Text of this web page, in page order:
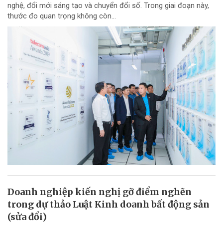
nghệ, đổi mới sáng tạo và chuyển đổi số. Trong giai đoạn này,
thước đo quan trọng không còn...
Doanh nghiệp kiến nghị gỡ điểm nghẽn
trong dự thảo Luật Kinh doanh bất động sản
(sửa đổi)